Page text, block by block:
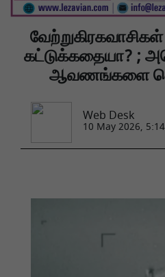
கட்டுக்கதையா? ;
ஆவணங்களை
Web Desk
10 May 2026,